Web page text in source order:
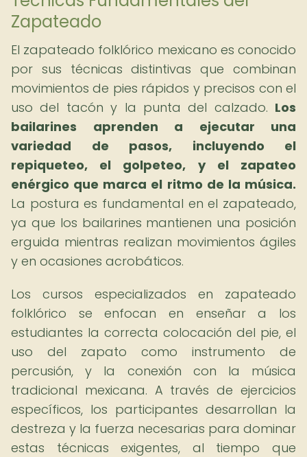
Zapateado
El zapateado folklórico mexicano es conocido
por sus técnicas distintivas que combinan
movimientos de pies rápidos y precisos con el
uso del tacón y la punta del calzado. Los
bailarines aprenden a ejecutar una
variedad de pasos, incluyendo el
repiqueteo, el golpeteo, y el zapateo
enérgico que marca el ritmo de la música.
La postura es fundamental en el zapateado,
ya que los bailarines mantienen una posición
erguida mientras realizan movimientos ágiles
y en ocasiones acrobáticos.
Los cursos especializados en zapateado
folklórico se enfocan en enseñar a los
estudiantes la correcta colocación del pie, el
uso del zapato como instrumento de
percusión, y la conexión con la música
tradicional mexicana. A través de ejercicios
específicos, los participantes desarrollan la
destreza y la fuerza necesarias para dominar
estas técnicas exigentes, al tiempo que